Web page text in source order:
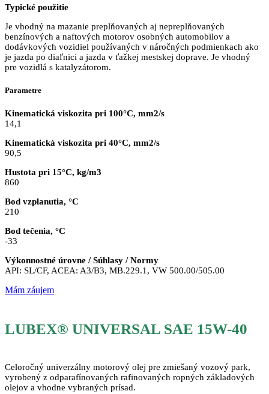
Typické použitie
Je vhodný na mazanie preplňovaných aj nepreplňovaných
benzínových a naftových motorov osobných automobilov a
dodávkových vozidiel používaných v náročných podmienkach ako
je jazda po diaľnici a jazda v ťažkej mestskej doprave. Je vhodný
pre vozidlá s katalyzátorom.
Parametre
Kinematická viskozita pri 100°C, mm2/s
14,1
Kinematická viskozita pri 40°C, mm2/s
90,5
Hustota pri 15°C, kg/m3
860
Bod vzplanutia, °C
210
Bod tečenia, °C
-33
Výkonnostné úrovne / Súhlasy / Normy
API: SL/CF, ACEA: A3/B3, MB.229.1, VW 500.00/505.00
Mám záujem
LUBEX® UNIVERSAL SAE 15W-40
Celoročný univerzálny motorový olej pre zmiešaný vozový park,
vyrobený z odparafínovaných rafinovaných ropných základových
olejov a vhodne vybraných prísad.